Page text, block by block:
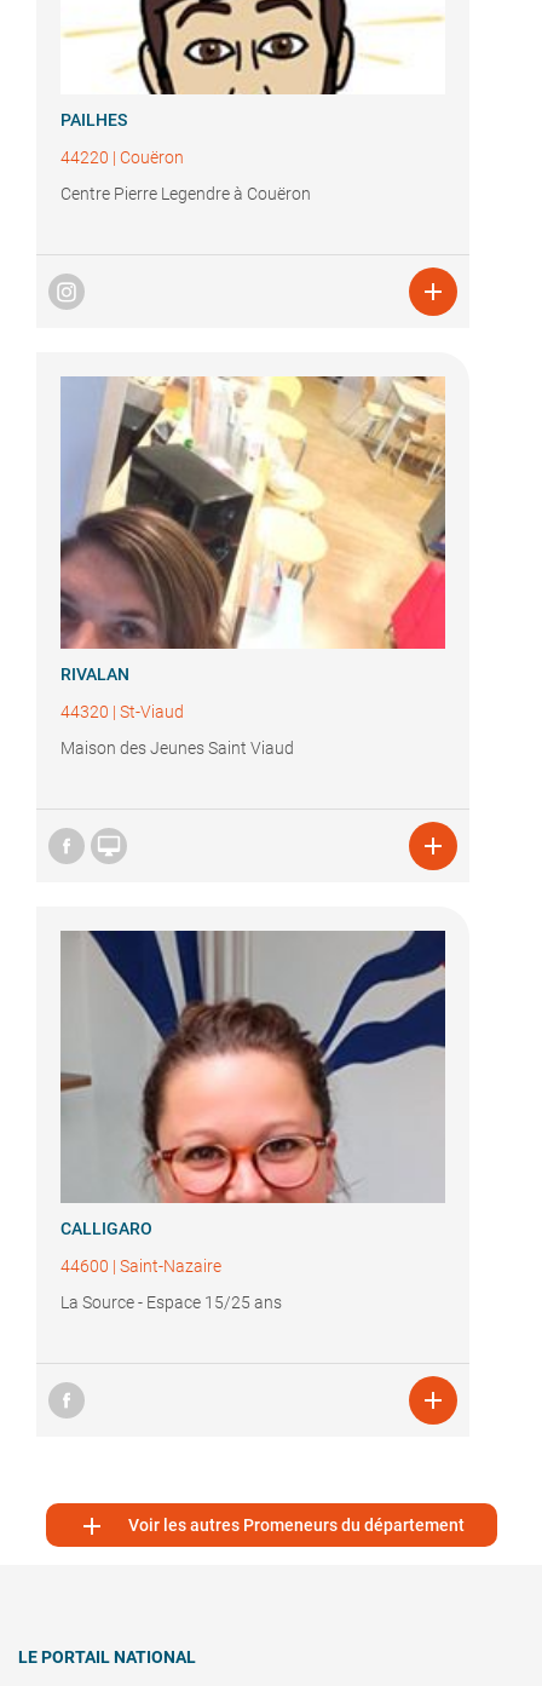
PAILHES
44220 | Couëron
Centre Pierre Legendre à Couëron

RIVALAN
44320 | St-Viaud
Maison des Jeunes Saint Viaud
 
CALLIGARO
44600 | Saint-Nazaire
La Source - Espace 15/25 ans

 Voir les autres Promeneurs du département
LE PORTAIL NATIONAL